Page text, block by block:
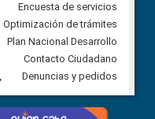
Veeduría para vigilar los
derivados de la Audiencia
comunidad Urbina, parroquia
Carolina
5 agosto, 2026
Next
Encuesta de servicios
Optimización de trámites
Plan Nacional Desarrollo
Contacto Ciudadano
Denuncias y pedidos